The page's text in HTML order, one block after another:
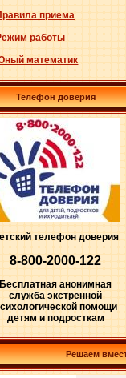
приема
работы
математик
Телефон доверия
телефон доверия
8-800-2000-122
Бесплатная анонимная
служба экстренной
помощи
детям и подросткам
Решаем